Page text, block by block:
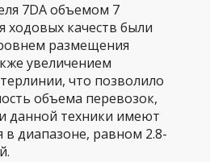
7DA объемом 7
ходовых качеств были
размещения
увеличением
что позволило
объема перевозок,
данной техники имеют
диапазоне, равном 2.8-